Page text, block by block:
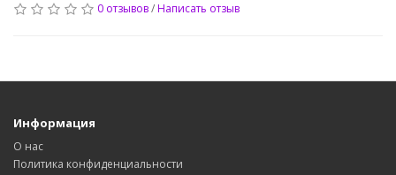
0 отзывов/Написать отзыв
Информация
О нас
Политика конфиденциальности